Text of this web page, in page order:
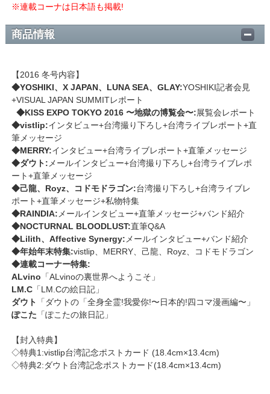
※連載コーナは日本語も掲載!
商品情報
【2016 冬号内容】
◆YOSHIKI、X JAPAN、LUNA SEA、GLAY:YOSHIKI記者会見
+VISUAL JAPAN SUMMITレポート
◆KISS EXPO TOKYO 2016 〜地獄の博覧会〜:展覧会レポート
◆vistlip:インタビュー+台湾撮り下ろし+台湾ライブレポート+直
筆メッセージ
◆MERRY:インタビュー+台湾ライブレポート+直筆メッセージ
◆ダウト: メールインタビュー+台湾撮り下ろし+台湾ライブレポ
ート+直筆メッセージ
◆己龍、Royz、コドモドラゴン:台湾撮り下ろし+台湾ライブレ
ポート+直筆メッセージ+私物特集
◆RAINDIA: メールインタビュー+直筆メッセージ+バンド紹介
◆NOCTURNAL BLOODLUST:直筆Q&A
◆Lilith、Affective Synergy: メールインタビュー+バンド紹介
◆年始年末特集:vistlip、MERRY、己龍、Royz、コドモドラゴン
◆連載コーナー特集:
ALvino 「ALvinoの裏世界へようこそ」
LM.C「LM.Cの絵日記」
ダウト
「ダウトの「全身全霊!我愛你!〜日本的!四コマ漫画編〜」
ぽこた 「ぽこたの旅日記」
【封入特典】
◇特典1:vistlip台湾記念ポストカード (18.4cm×13.4cm)
◇特典2:ダウト台湾記念ポストカード(18.4cm×13.4cm)